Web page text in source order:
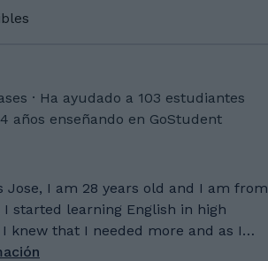
· Ha ayudado a 103 estudiantes
años enseñando en GoStudent
Jose, I am 28 years old and I am from
I started learning English in high
knew that I needed more and as I
traveling, I decided to go to study the